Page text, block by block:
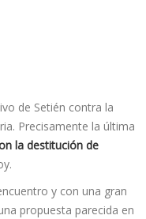
de Setién contra la
Precisamente la última
la destitución de
y con una gran
propuesta parecida en